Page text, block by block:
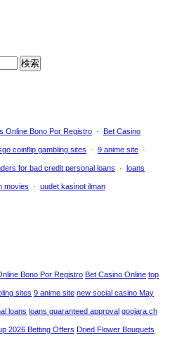
Online Bono Por Registro · Bet Casino
coinflip gambling sites · 9 anime site ·
for bad credit personal loans · loans
movies · uudet kasinot ilman
Bono Por Registro Bet Casino Online top
sites 9 anime site new social casino May
loans loans guaranteed approval goojara.ch
2026 Betting Offers Dried Flower Bouquets